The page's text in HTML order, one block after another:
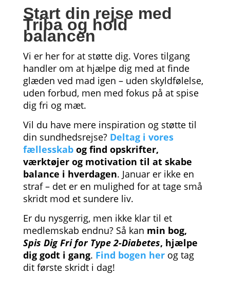
Start din rejse med
Triba og hold
balancen
Vi er her for at støtte dig. Vores tilgang
handler om at hjælpe dig med at finde
glæden ved mad igen – uden skyldfølelse,
uden forbud, men med fokus på at spise
dig fri og mæt.
Vil du have mere inspiration og støtte til
din sundhedsrejse? Deltag i vores
fællesskabog find opskrifter,
værktøjer og motivation til at skabe
balance i hverdagen. Januar er ikke en
straf – det er en mulighed for at tage små
skridt mod et sundere liv.
Er du nysgerrig, men ikke klar til et
medlemskab endnu? Så kan min bog,
Spis Dig Fri for Type 2-Diabetes, hjælpe
dig godt i gang. Find bogen herog tag
dit første skridt i dag!